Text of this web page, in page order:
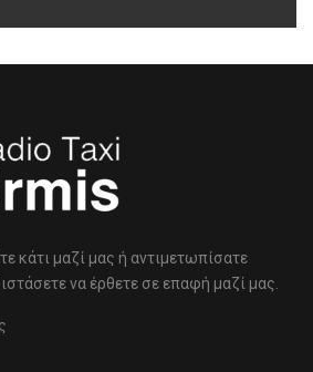
κάτι μαζί μας ή αντιμετωπίσατε
να έρθετε σε επαφή μαζί μας.